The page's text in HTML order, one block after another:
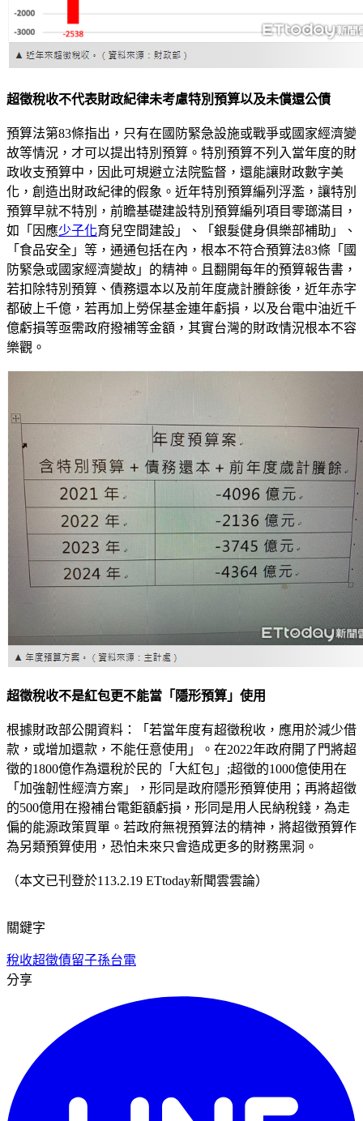
超徵稅收不代表財政紀律未考慮特別預算以及未償還公債
預算法第83條指出，只有在國防緊急設施或戰爭或國家經濟變
故等情況，才可以提出特別預算。特別預算不列入當年度的財
政收支預算中，因此可規避立法院監督，還能讓財政數字美
化，創造出財政紀律的假象。近年特別預算編列浮濫，讓特別
預算早就不特別，前瞻基礎建設特別預算編列項目零瑯滿目，
如「因應少子化育兒空間建設」、「銀髮健身俱樂部補助」、
「食品安全」等，通通包括在內，根本不符合預算法83條「國
防緊急或國家經濟變故」的精神。且翻開每年的預算報告書，
若扣除特別預算、債務還本以及前年度歲計賸餘後，近年赤字
都破上千億，若再加上勞保基金連年虧損，以及台電中油近千
億虧損等亟需政府撥補等金額，其實台灣的財政情況根本不容
樂觀。
超徵稅收不是紅包更不能當「隱形預算」使用
根據財政部公開資料：「若當年度有超徵稅收，應用於減少借
款，或增加還款，不能任意使用」。在2022年政府開了門將超
徵的1800億作為還稅於民的「大紅包」;超徵的1000億使用在
「加強韌性經濟方案」，形同是政府隱形預算使用；再將超徵
的500億用在撥補台電鉅額虧損，形同是用人民納稅錢，為走
偏的能源政策買單。若政府無視預算法的精神，將超徵預算作
為另類預算使用，恐怕未來只會造成更多的財務黑洞。
（本文已刊登於113.2.19 ETtoday新聞雲雲論）
關鍵字
稅收超徵債留子孫台電
分享